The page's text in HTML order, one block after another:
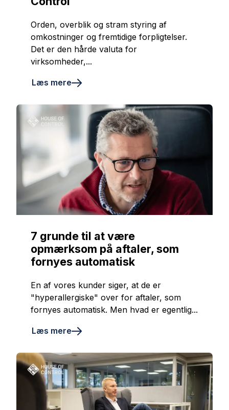
Orden, overblik og stram styring af
omkostninger og fremtidige forpligtelser.
Det er den hårde valuta for
virksomheder,...
Læs mere
7 grunde til at være
opmærksom på aftaler, som
fornyes automatisk
En af vores kunder siger, at de er
"hyperallergiske" over for aftaler, som
fornyes automatisk. Men hvad er egentlig...
Læs mere